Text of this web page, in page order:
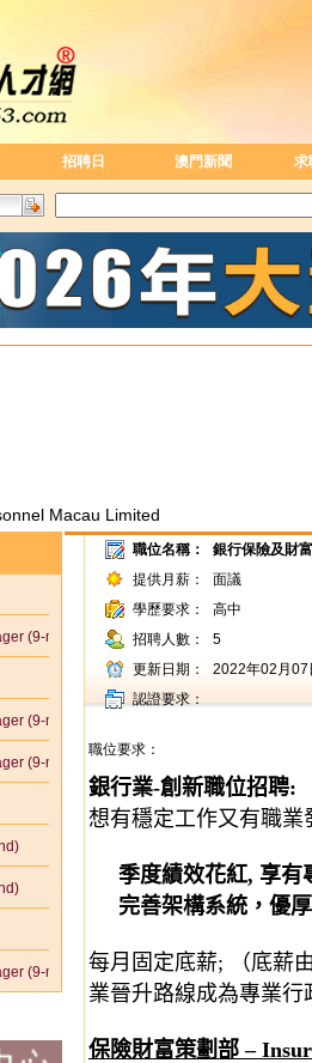
招聘日 澳門新聞 求
Macau Limited
職位名稱：
銀行保險及財
提供月薪：
面議
學歷要求：
高中
招聘人數：
5
更新日期：
2022年02月07
認證要求：
職位要求：
銀行業-創新職位招聘:
想有穩定工作又有職業
     季度績效花紅
, 享有
完善架構系統，優
每月固定底薪; （底薪由
業晉升路線成為專業行
保險財富策劃部 –